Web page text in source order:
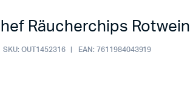
Räucherchips Rotwein
SKU: OUT1452316 EAN: 7611984043919